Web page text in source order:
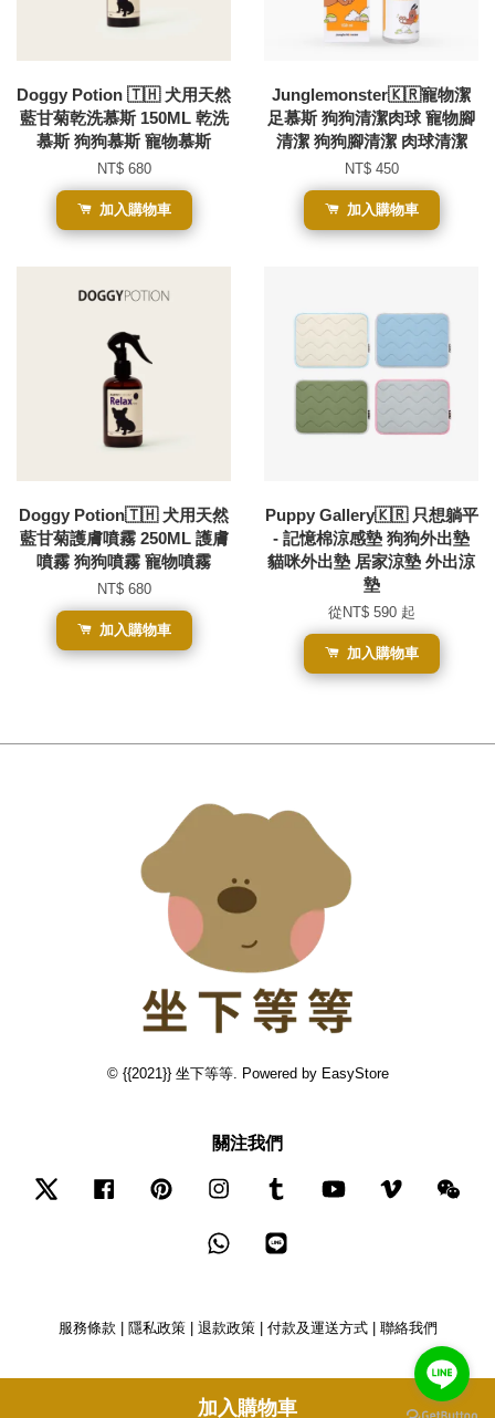
加入購物車
Doggy Potion 🇹🇭 犬用天然
藍甘菊乾洗慕斯 150ML 乾洗
慕斯 狗狗慕斯 寵物慕斯
NT$ 680
加入購物車
Junglemonster🇰🇷寵物潔
足慕斯 狗狗清潔肉球 寵物腳
清潔 狗狗腳清潔 肉球清潔
NT$ 450
加入購物車
Doggy Potion🇹🇭 犬用天然
藍甘菊護膚噴霧 250ML 護膚
噴霧 狗狗噴霧 寵物噴霧
NT$ 680
加入購物車
Puppy Gallery🇰🇷 只想躺平
- 記憶棉涼感墊 狗狗外出墊
貓咪外出墊 居家涼墊 外出涼
墊
從 NT$ 590 起
加入購物車
© {{2021}} 坐下等等. Powered by EasyStore
關注我們
Twitter Facebook Pinterest Instagram Tumblr YouTube Vimeo
Whatsapp
服務條款 隱私政策| 退款政策| 付款及運送方式| 聯絡我們